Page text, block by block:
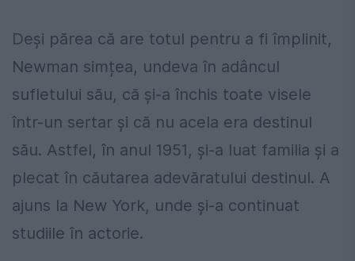
Deși părea că are totul pentru a fi împlinit,
Newman simțea, undeva în adâncul
sufletului său, că și-a închis toate visele
într-un sertar și că nu acela era destinul
său. Astfel, în anul 1951, și-a luat familia și a
plecat în căutarea adevăratului destinul. A
ajuns la New York, unde și-a continuat
studiile în actorie.